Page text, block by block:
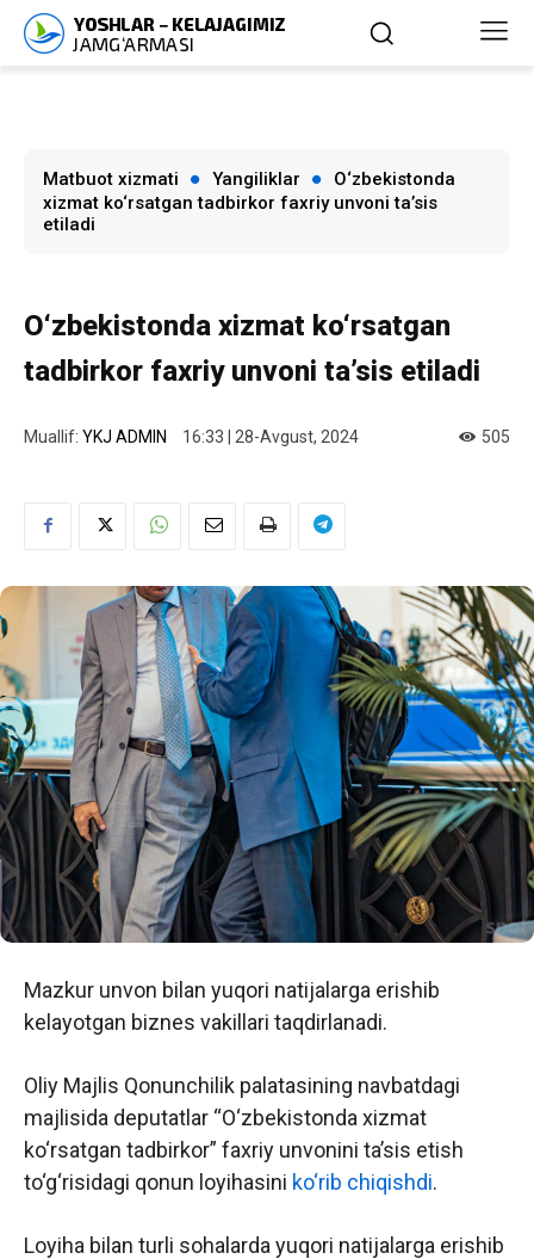
Matbuot xizmati Yangiliklar
O‘zbekistonda
xizmat ko‘rsatgan tadbirkor faxriy unvoni ta’sis
etiladi
O‘zbekistonda xizmat ko‘rsatgan
tadbirkor faxriy unvoni ta’sis etiladi
Muallif: YKJ ADMIN 16:33 | 28-Avgust, 2024 505
Mazkur unvon bilan yuqori natijalarga erishib
kelayotgan biznes vakillari taqdirlanadi.
Oliy Majlis Qonunchilik palatasining navbatdagi
majlisida deputatlar “O‘zbekistonda xizmat
ko‘rsatgan tadbirkor” faxriy unvonini ta’sis etish
to‘g‘risidagi qonun loyihasini ko‘rib chiqishdi.
Loyiha bilan turli sohalarda yuqori natijalarga erishib